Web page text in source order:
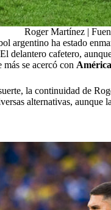
Roger Martínez |
argentino ha estado
delantero cafetero,
se acercó con
la continuidad de
alternativas, aunque